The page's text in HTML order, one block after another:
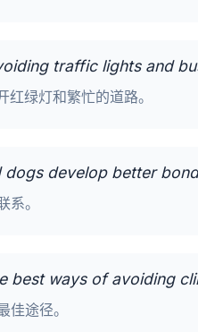
traffic lights and
绿灯和繁忙的道路。
develop better
。
best ways of avoiding
途径。